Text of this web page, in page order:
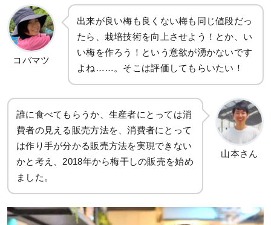
コバマツ
出来が良い梅も良くない梅も同じ値段だっ
たら、栽培技術を向上させよう！とか、い
い梅を作ろう！という意欲が湧かないです
よね……。そこは評価してもらいたい！
誰に食べてもらうか、生産者にとっては消
費者の見える販売方法を、消費者にとって
は作り手が分かる販売方法を実現できない
かと考え、2018年から梅干しの販売を始め
ました。
山本さん